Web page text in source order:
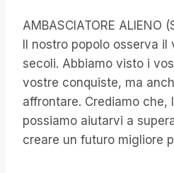
AMBASCIATORE ALIENO
Il nostro popolo osserva
secoli. Abbiamo visto i
vostre conquiste, ma
affrontare. Crediamo che,
possiamo aiutarvi a
creare un futuro migliore